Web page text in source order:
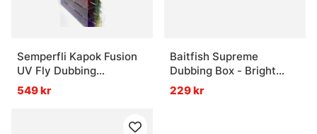
Semperfli Kapok Fusion
UV Fly Dubbing
Dispenser
549 kr
Baitfish Supreme
Dubbing Box - Bright
Colors
229 kr